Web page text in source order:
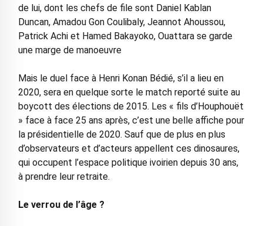
de lui, dont les chefs de file sont Daniel Kablan
Duncan, Amadou Gon Coulibaly, Jeannot Ahoussou,
Patrick Achi et Hamed Bakayoko, Ouattara se garde
une marge de manoeuvre
Mais le duel face à Henri Konan Bédié, s’il a lieu en
2020, sera en quelque sorte le match reporté suite au
boycott des élections de 2015. Les « fils d’Houphouët
» face à face 25 ans après, c’est une belle affiche pour
la présidentielle de 2020. Sauf que de plus en plus
d’observateurs et d’acteurs appellent ces dinosaures,
qui occupent l’espace politique ivoirien depuis 30 ans,
à prendre leur retraite.
Le verrou de l’âge ?